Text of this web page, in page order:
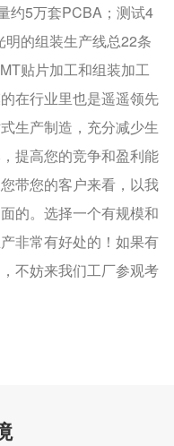
约5万套PCBA；测试4
的组装生产线总22条
贴片加工和组装加工
在行业里也是遥遥领先
生产制造，充分减少生
提高您的竞争和盈利能
带您的客户来看，以我
的。选择一个有规模和
非常有好处的！如果有
不妨来我们工厂参观考